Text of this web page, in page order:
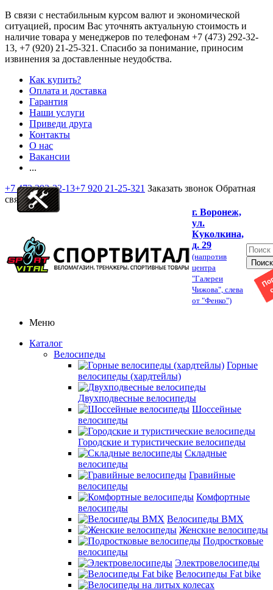
В связи с нестабильным курсом валют и экономической
ситуацией, просим Вас уточнять актуальную стоимость и
наличие товара у менеджеров по телефонам +7 (473) 292-32-
13, +7 (920) 21-25-321 . Спасибо за понимание, приносим
извинения за доставленные неудобства.
Как купить?
Оплата и доставка
Гарантия
Наши услуги
Приведи друга
Контакты
О нас
Вакансии
...
+7 473 292-32-13+7 920 21-25-321 Заказать звонок Обратная
связь
г. Воронеж,
ул.
Куколкина,
д. 29
(напротив
центра
"Галереи
Чижова", слева
от "Фенко")
Меню
Каталог
Велосипеды
Горные
велосипеды (хардтейлы)
Двухподвесные велосипеды
Шоссейные
велосипеды
Городские и туристические велосипеды
Складные
велосипеды
Гравийные
велосипеды
Комфортные
велосипеды
Велосипеды BMX
Женские велосипеды
Подростковые
велосипеды
Электровелосипеды
Велосипеды Fat bike